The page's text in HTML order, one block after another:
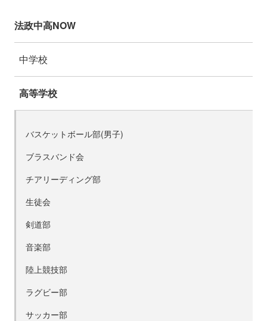
法政中高NOW
中学校
高等学校
バスケットボール部(男子)
ブラスバンド会
チアリーディング部
生徒会
剣道部
音楽部
陸上競技部
ラグビー部
サッカー部